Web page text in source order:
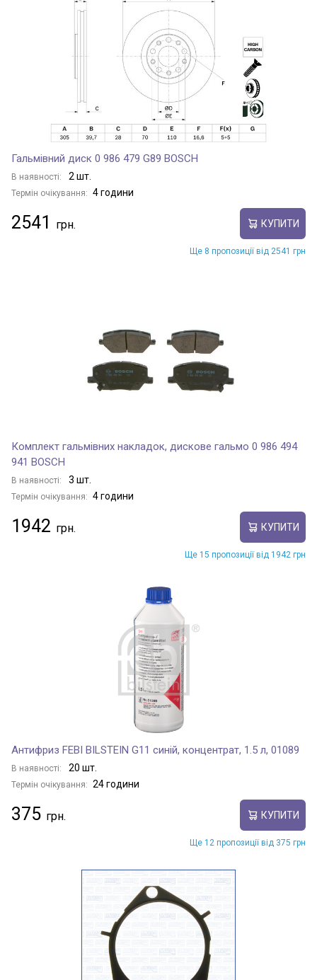
Гальмівний диск 0 986 479 G89 BOSCH
В наявності: 2 шт.
Термін очікування: 4 години
2541 КУПИТИ
Ще 8 пропозиції від 2541 грн
Комплект гальмівних накладок, дискове гальмо 0 986 494
941 BOSCH
В наявності: 3 шт.
Термін очікування: 4 години
1942 КУПИТИ
Ще 15 пропозиції від 1942 грн
Антифриз FEBI BILSTEIN G11 синій, концентрат, 1.5 л, 01089
В наявності: 20 шт.
Термін очікування: 24 години
375 КУПИТИ
Ще 12 пропозиції від 375 грн